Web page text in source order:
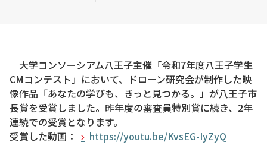
大学コンソーシアム八王子主催「令和7年度八王子学生
CMコンテスト」において、ドローン研究会が制作した映
像作品「あなたの学びも、きっと見つかる。」が八王子市
長賞を受賞しました。昨年度の審査員特別賞に続き、2年
連続での受賞となります。
受賞した動画：
https://youtu.be/KvsEG-IyZyQ